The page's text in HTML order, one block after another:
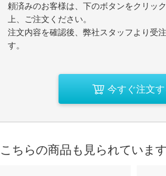
頼済みのお客様は、下のボタンをクリッ
上、ご注文ください。
注文内容を確認後、弊社スタッフより受
す。
今すぐ注文す
こちらの商品も見られています